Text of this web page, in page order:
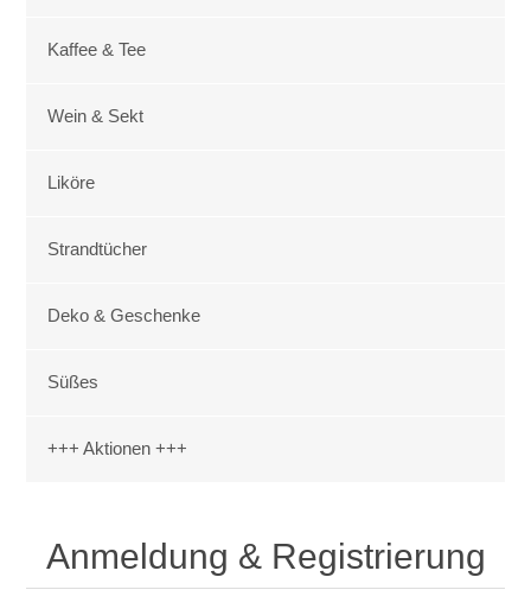
Kaffee & Tee
Wein & Sekt
Liköre
Strandtücher
Deko & Geschenke
Süßes
+++ Aktionen +++
Anmeldung & Registrierung